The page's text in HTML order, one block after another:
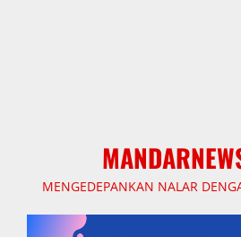
MENGEDEPANKAN NALAR